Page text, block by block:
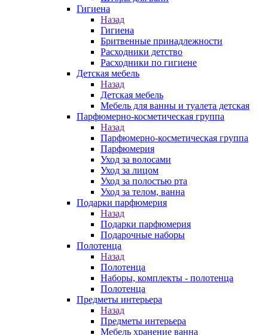
Гигиена
Назад
Гигиена
Бритвенные принадлежности
Расходники детство
Расходники по гигиене
Детская мебель
Назад
Детская мебель
Мебель для ванны и туалета детская
Парфюмерно-косметическая группа
Назад
Парфюмерно-косметическая группа
Парфюмерия
Уход за волосами
Уход за лицом
Уход за полостью рта
Уход за телом, ванна
Подарки парфюмерия
Назад
Подарки парфюмерия
Подарочные наборы
Полотенца
Назад
Полотенца
Наборы, комплекты - полотенца
Полотенца
Предметы интерьера
Назад
Предметы интерьера
Мебель хранение ванна